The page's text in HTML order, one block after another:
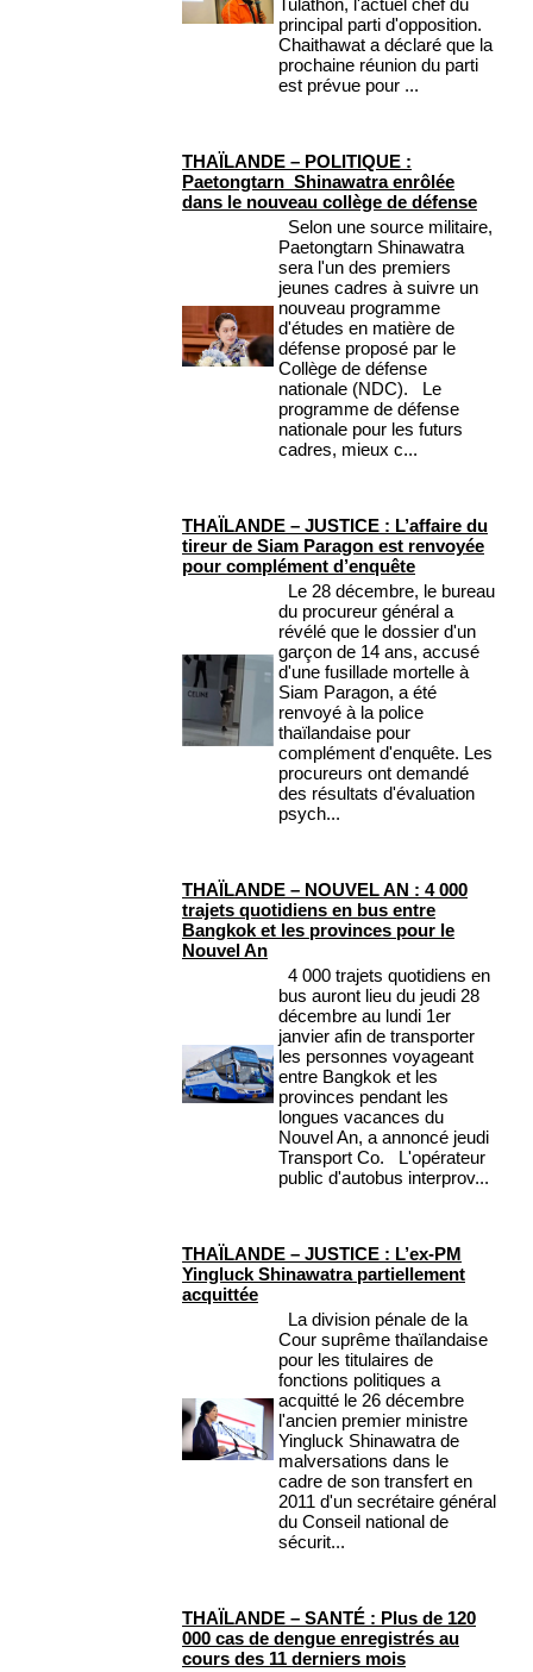
Tulathon, l'actuel chef du
principal parti d'opposition.
Chaithawat a déclaré que la
prochaine réunion du parti
est prévue pour ...
THAÏLANDE – POLITIQUE :
Paetongtarn Shinawatra enrôlée
dans le nouveau collège de défense
Selon une source militaire,
Paetongtarn Shinawatra
sera l'un des premiers
jeunes cadres à suivre un
nouveau programme
d'études en matière de
défense proposé par le
Collège de défense
nationale (NDC). Le
programme de défense
nationale pour les futurs
cadres, mieux c...
THAÏLANDE – JUSTICE : L’affaire du
tireur de Siam Paragon est renvoyée
pour complément d’enquête
Le 28 décembre, le bureau
du procureur général a
révélé que le dossier d'un
garçon de 14 ans, accusé
d'une fusillade mortelle à
Siam Paragon, a été
renvoyé à la police
thaïlandaise pour
complément d'enquête. Les
procureurs ont demandé
des résultats d'évaluation
psych...
THAÏLANDE – NOUVEL AN : 4 000
trajets quotidiens en bus entre
Bangkok et les provinces pour le
Nouvel An
4 000 trajets quotidiens en
bus auront lieu du jeudi 28
décembre au lundi 1er
janvier afin de transporter
les personnes voyageant
entre Bangkok et les
provinces pendant les
longues vacances du
Nouvel An, a annoncé jeudi
Transport Co. L'opérateur
public d'autobus interprov...
THAÏLANDE – JUSTICE : L’ex-PM
Yingluck Shinawatra partiellement
acquittée
La division pénale de la
Cour suprême thaïlandaise
pour les titulaires de
fonctions politiques a
acquitté le 26 décembre
l'ancien premier ministre
Yingluck Shinawatra de
malversations dans le
cadre de son transfert en
2011 d'un secrétaire général
du Conseil national de
sécurit...
THAÏLANDE – SANTÉ : Plus de 120
000 cas de dengue enregistrés au
cours des 11 derniers mois